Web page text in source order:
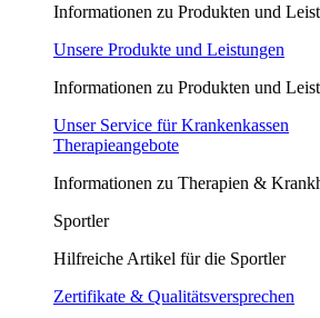
Informationen zu Produkten und
Unsere Produkte und Leistungen
Informationen zu Produkten und
Unser Service für Krankenkassen
Therapieangebote
Informationen zu Therapien &
Sportler
Hilfreiche Artikel für die Sportler
Zertifikate & Qualitätsversprechen